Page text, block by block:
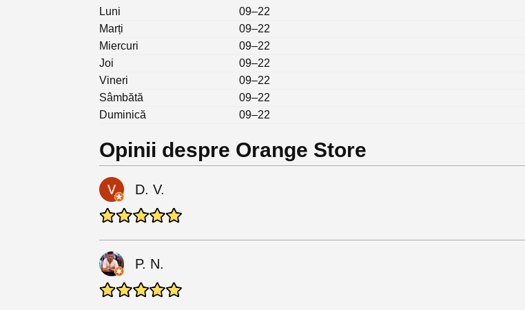
Luni
09–22
Marți
09–22
Miercuri
09–22
Joi
09–22
Vineri
09–22
Sâmbătă
09–22
Duminică
09–22
Opinii despre Orange Store
D. V.
P. N.